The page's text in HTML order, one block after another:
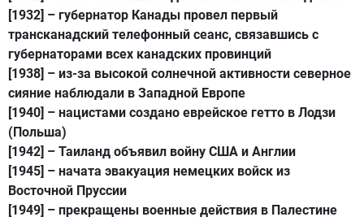
[1932] – губернатор Канады провел первый
трансканадский телефонный сеанс, связавшись с
губернаторами всех канадских провинций
[1938] – из-за высокой солнечной активности северное
сияние наблюдали в Западной Европе
[1940] – нацистами создано еврейское гетто в Лодзи
(Польша)
[1942] – Таиланд объявил войну США и Англии
[1945] – начата эвакуация немецких войск из
Восточной Пруссии
[1949] – прекращены военные действия в Палестине